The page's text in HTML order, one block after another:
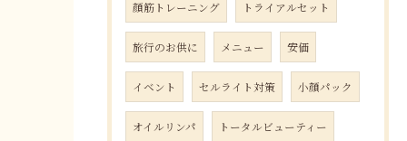
顔筋トレーニング トライアルセット
旅行のお供に メニュー 安価
イベント セルライト対策 小顔パック
オイルリンパ トータルビューティー